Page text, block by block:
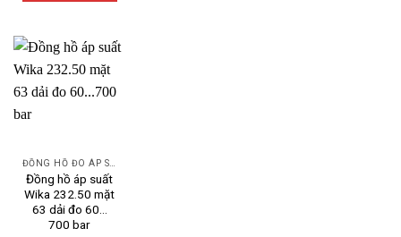
Đồng hồ áp suất
Wika 232.50 mặt
63 dải đo 60…
700 bar